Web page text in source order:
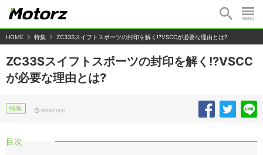
HOME 特集 ZC33Sスイフトスポーツの封印を解く!?VSCCが必要な理由とは?
ZC33Sスイフトスポーツの封印を解く!?VSCC
が必要な理由とは?
特集 2018/10/31
目次